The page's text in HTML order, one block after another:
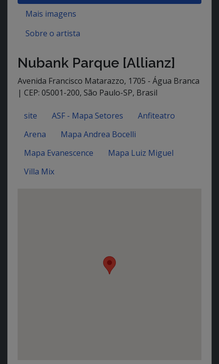
Mais imagens
Sobre o artista
Nubank Parque [Allianz]
Avenida Francisco Matarazzo, 1705 - Água Branca
| CEP: 05001-200, São Paulo-SP, Brasil
site ASF - Mapa Setores
Anfiteatro
Arena
Mapa Andrea Bocelli
Mapa Evanescence
Mapa Luiz Miguel
Villa Mix